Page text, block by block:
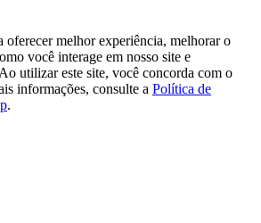
oferecer melhor experiência, melhorar o
você interage em nosso site e
utilizar este site, você concorda com o
informações, consulte a Política de
.